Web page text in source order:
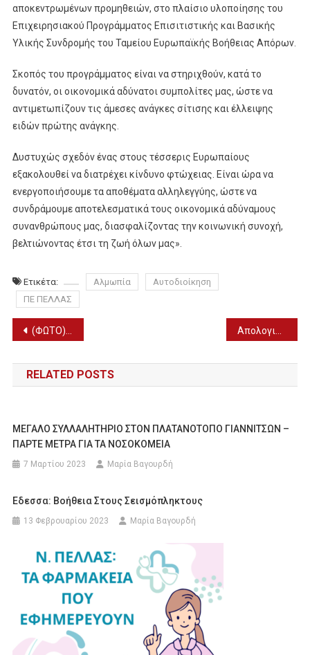
αποκεντρωμένων προμηθειών, στο πλαίσιο υλοποίησης του
Επιχειρησιακού Προγράμματος Επισιτιστικής και Βασικής
Υλικής Συνδρομής του Ταμείου Ευρωπαϊκής Βοήθειας Απόρων.
Σκοπός του προγράμματος είναι να στηριχθούν, κατά το
δυνατόν, οι οικονομικά αδύνατοι συμπολίτες μας, ώστε να
αντιμετωπίζουν τις άμεσες ανάγκες σίτισης και έλλειψης
ειδών πρώτης ανάγκης.
Δυστυχώς σχεδόν ένας στους τέσσερις Ευρωπαίους
εξακολουθεί να διατρέχει κίνδυνο φτώχειας. Είναι ώρα να
ενεργοποιήσουμε τα αποθέματα αλληλεγγύης, ώστε να
συνδράμουμε αποτελεσματικά τους οικονομικά αδύναμους
συνανθρώπους μας, διασφαλίζοντας την κοινωνική συνοχή,
βελτιώνοντας έτσι τη ζωή όλων μας».
Ετικέτα: Αλμωπία
Αυτοδιοίκηση
ΠΕ ΠΕΛΛΑΣ
Πλοήγηση
άρθρων
(ΦΩΤΟ) Γάλα «Βραδινό» από την Αμερικανική Γεωργική Σχολή
RELATED POSTS
ΜΕΓΑΛΟ ΣΥΛΛΑΛΗΤΗΡΙΟ ΣΤΟΝ ΠΛΑΤΑΝΟΤΟΠΟ ΓΙΑΝΝΙΤΣΩΝ –
ΠΑΡΤΕ ΜΕΤΡΑ ΓΙΑ ΤΑ ΝΟΣΟΚΟΜΕΙΑ
7 Μαρτίου 2023 Μαρία Βαγουρδή
Εδεσσα: Βοήθεια Στους Σεισμόπληκτους
13 Φεβρουαρίου 2023 Μαρία Βαγουρδή